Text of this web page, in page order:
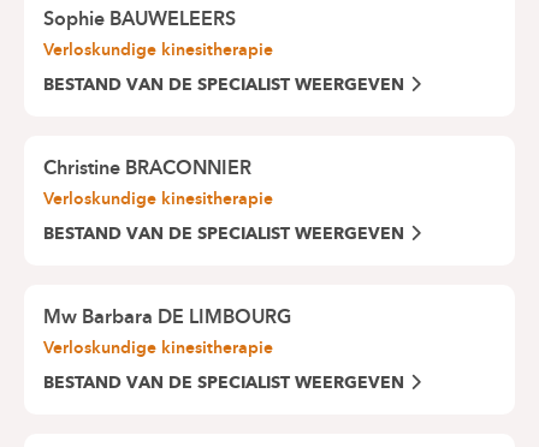
Sophie BAUWELEERS
Verloskundige kinesitherapie
BESTAND VAN DE SPECIALIST WEERGEVEN
Christine BRACONNIER
Verloskundige kinesitherapie
BESTAND VAN DE SPECIALIST WEERGEVEN
Mw Barbara DE LIMBOURG
Verloskundige kinesitherapie
BESTAND VAN DE SPECIALIST WEERGEVEN